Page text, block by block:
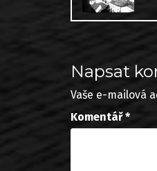
Napsat
Vaše e-mailová
Komentář*